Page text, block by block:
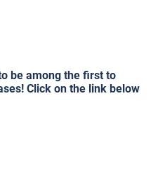
be among the first to
Click on the link below